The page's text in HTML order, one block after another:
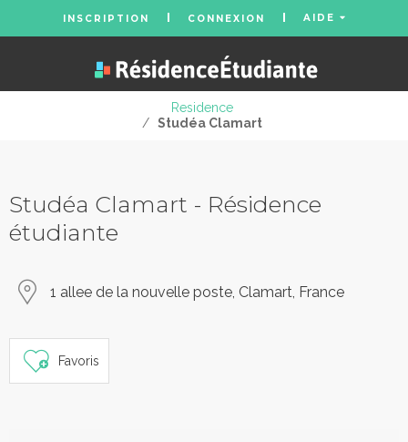
INSCRIPTION CONNEXION AIDE
Residence
/ Studéa Clamart
Studéa Clamart - Résidence
étudiante
1 allee de la nouvelle poste, Clamart, France
Favoris